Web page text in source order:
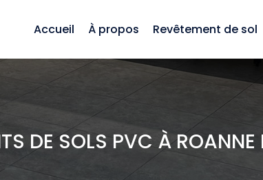
Accueil
À propos Revêtement de sol
DE SOLS PVC À